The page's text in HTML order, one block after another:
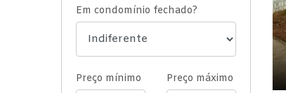
Em condomínio fechado?
Preço mínimo Preço máximo